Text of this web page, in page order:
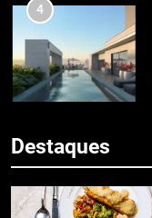
4
Destaques
5
6